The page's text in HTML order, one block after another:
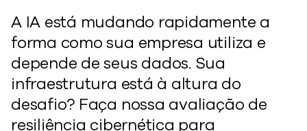
A IA está mudando rapidamente a
forma como sua empresa utiliza e
depende de seus dados. Sua
infraestrutura está à altura do
desafio? Faça nossa avaliação de
resiliência cibernética para